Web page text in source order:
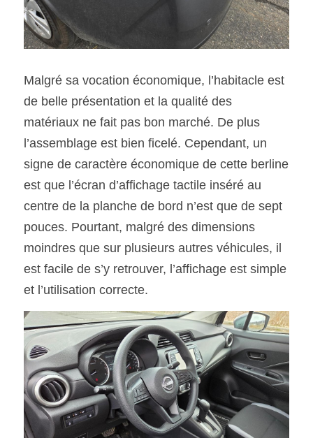
Malgré sa vocation économique, l’habitacle est
de belle présentation et la qualité des
matériaux ne fait pas bon marché. De plus
l’assemblage est bien ficelé. Cependant, un
signe de caractère économique de cette berline
est que l’écran d’affichage tactile inséré au
centre de la planche de bord n’est que de sept
pouces. Pourtant, malgré des dimensions
moindres que sur plusieurs autres véhicules, il
est facile de s’y retrouver, l’affichage est simple
et l’utilisation correcte.